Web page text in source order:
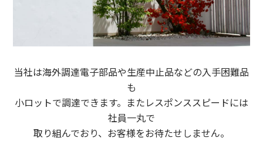
当社は海外調達電子部品や生産中止品などの入手困難品
も
小ロットで調達できます。またレスポンススピードには
社員一丸で
取り組んでおり、お客様をお待たせしません。